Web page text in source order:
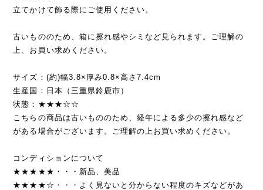
立てかけて飾る際にご使用ください。
古いもののため、箱に擦れ感やシミなど見られます。ご理解の
上、お買い求めください。
サイズ：(約)幅3.8×厚み0.8×高さ7.4cm
生産国：日本（三重県鈴鹿市）
状態：★★★☆☆
こちらの商品は古いもののため、経年による多少の擦れ感など
がある場合がございます。ご理解の上お買い求めください。
コンディションについて
★★★★★・・・新品、美品
★★★★☆・・・よく見ないと分からない程度のキズなどがあ